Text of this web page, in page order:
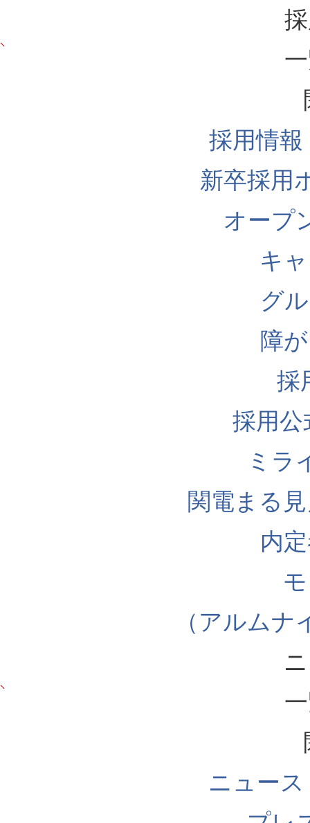
採用情
新卒採用
オープ
キ
グ
障
採
採用公
ミラ
関電まる
内
（アルム
ニュー